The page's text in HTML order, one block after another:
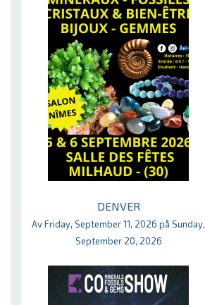
DENVER
Av Friday, September 11, 2026 på Sunday,
September 20, 2026